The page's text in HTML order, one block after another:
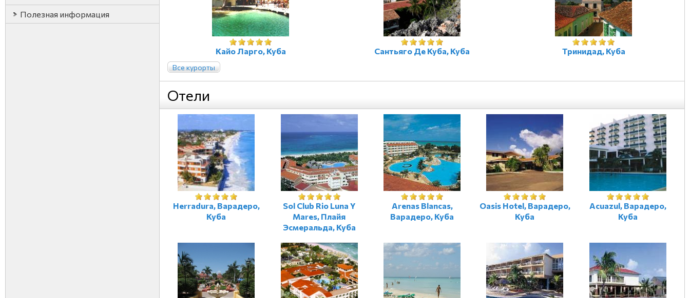
Полезная информация
Кайо Ларго, Куба Сантьяго Де Куба, Куба Тринидад, Куба
Все курорты
Отели
Herradura, Варадеро,
Куба
Sol Club Rio Luna Y
Mares, Плайя
Эсмеральда, Куба
Arenas Blancas,
Варадеро, Куба
Oasis Hotel, Варадеро,
Куба
Acuazul, Варадеро,
Куба